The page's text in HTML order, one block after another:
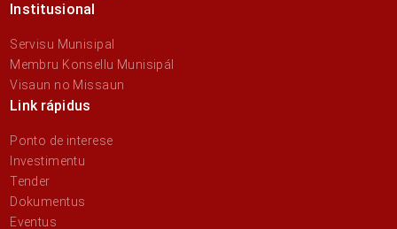
Institusional
Servisu Munisipal
Membru Konsellu Munisipál
Visaun no Missaun
Link rápidus
Ponto de interese
Investimentu
Tender
Dokumentus
Eventus